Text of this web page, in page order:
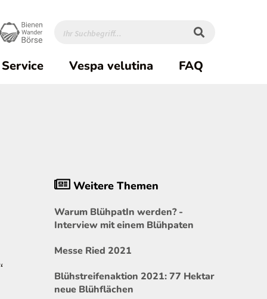
Service Vespa velutina FAQ
Weitere Themen
Warum BlühpatIn werden? -
Interview mit einem Blühpaten
Messe Ried 2021
Blühstreifenaktion 2021: 77 Hektar
neue Blühflächen